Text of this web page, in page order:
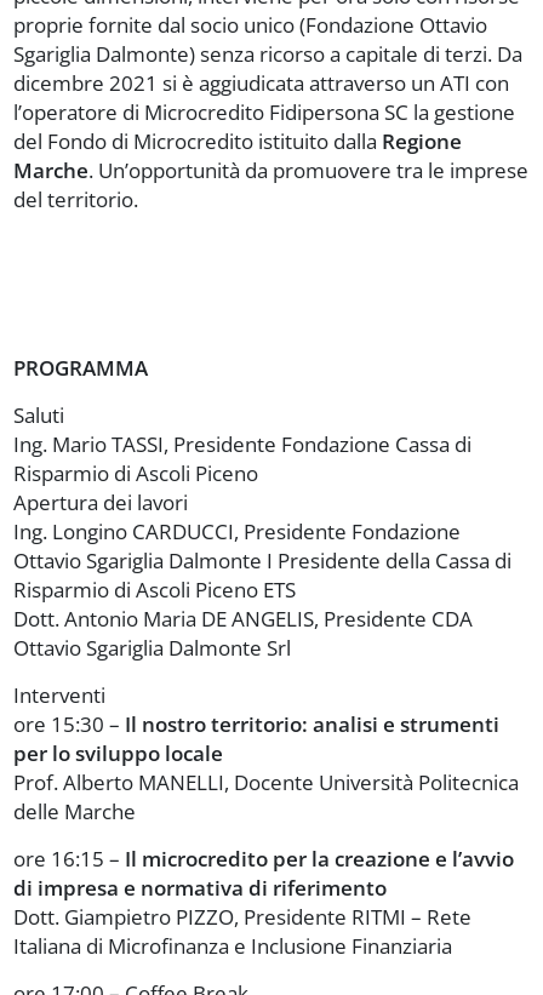
proprie fornite dal socio unico (Fondazione Ottavio
Sgariglia Dalmonte) senza ricorso a capitale di terzi. Da
dicembre 2021 si è aggiudicata attraverso un ATI con
l’operatore di Microcredito Fidipersona SC la gestione
del Fondo di Microcredito istituito dalla Regione
Marche. Un’opportunità da promuovere tra le imprese
del territorio.
PROGRAMMA
Saluti
Ing. Mario TASSI, Presidente Fondazione Cassa di
Risparmio di Ascoli Piceno
Apertura dei lavori
Ing. Longino CARDUCCI, Presidente Fondazione
Ottavio Sgariglia Dalmonte I Presidente della Cassa di
Risparmio di Ascoli Piceno ETS
Dott. Antonio Maria DE ANGELIS, Presidente CDA
Ottavio Sgariglia Dalmonte Srl
Interventi
ore 15:30 – Il nostro territorio: analisi e strumenti
per lo sviluppo locale
Prof. Alberto MANELLI, Docente Università Politecnica
delle Marche
ore 16:15 – Il microcredito per la creazione e l’avvio
di impresa e normativa di riferimento
Dott. Giampietro PIZZO, Presidente RITMI – Rete
Italiana di Microfinanza e Inclusione Finanziaria